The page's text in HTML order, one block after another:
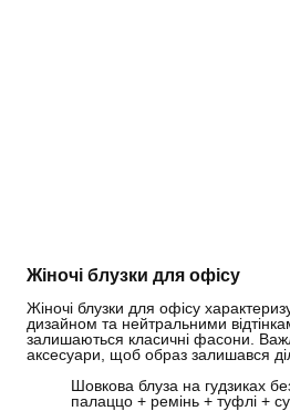
Жіночі блузки для офісу
Жіночі блузки для офісу
дизайном та нейтральними
залишаються класичні фасони.
аксесуари, щоб образ залишався
Шовкова блуза на гудзиках
палаццо + ремінь + туфлі +